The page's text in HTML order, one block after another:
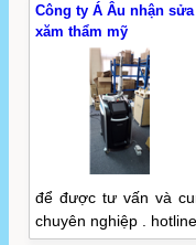
Công ty Á Âu nhận
xăm thẩm mỹ
để được tư vấn và
chuyên nghiệp .